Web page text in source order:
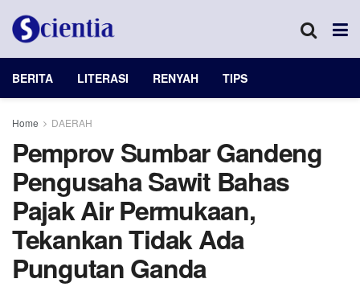
BERITA LITERASI RENYAH TIPS
Home DAERAH
Pemprov Sumbar Gandeng
Pengusaha Sawit Bahas
Pajak Air Permukaan,
Tekankan Tidak Ada
Pungutan Ganda